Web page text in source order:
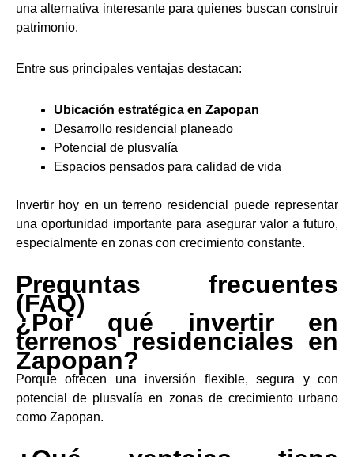
una alternativa interesante para quienes buscan construir
patrimonio.
Entre sus principales ventajas destacan:
Ubicación estratégica en Zapopan
Desarrollo residencial planeado
Potencial de plusvalía
Espacios pensados para calidad de vida
Invertir hoy en un terreno residencial puede representar
una oportunidad importante para asegurar valor a futuro,
especialmente en zonas con crecimiento constante.
Preguntas frecuentes
(FAQ)
¿Por qué invertir en
terrenos residenciales en
Zapopan?
Porque ofrecen una inversión flexible, segura y con
potencial de plusvalía en zonas de crecimiento urbano
como Zapopan.